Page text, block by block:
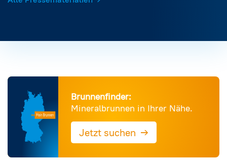
Brunnenfinder:
Mineralbrunnen in Ihrer Nähe.
Jetzt suchen →